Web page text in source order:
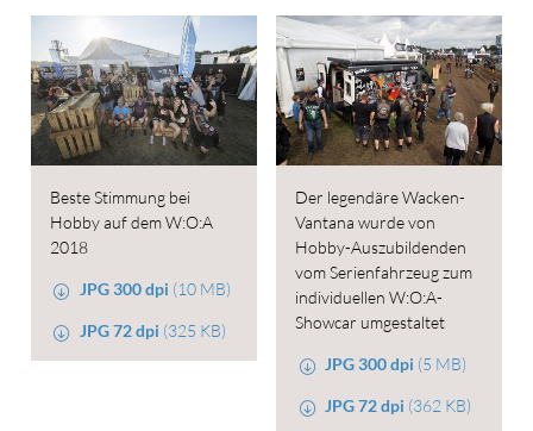
Beste Stimmung bei
Hobby auf dem W:O:A
2018
JPG 300 dpi (10 MB)
JPG 72 dpi (325 KB)
Der legendäre Wacken-
Vantana wurde von
Hobby-Auszubildenden
vom Serienfahrzeug zum
individuellen W:O:A-
Showcar umgestaltet
JPG 300 dpi (5 MB)
JPG 72 dpi (362 KB)